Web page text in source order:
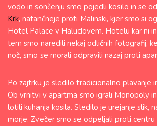
vodo in sončenju smo pojedli kosilo in se
Krk, natančneje proti Malinski, kjer smo si
Hotel Palace v Haludovem. Hotelu kar ni
tem smo naredili nekaj odličnih fotografij,
noč, smo se morali odpravili nazaj proti
Po zajtrku je sledilo tradicionalno plavanje
Ob vrnitvi v apartma smo igrali Monopoly
lotili kuhanja kosila. Sledilo je urejanje slik,
morje. Zvečer smo se odpeljali proti centru